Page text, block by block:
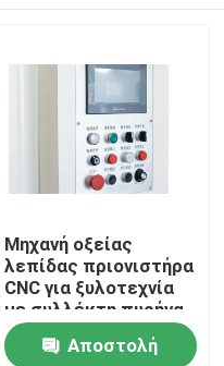
Μηχανή οξείας
λεπίδας πριονιστήρα
CNC για ξυλοτεχνία
με συλλέκτη πυρήνα
διήθησης με παλμούς
15HP
Αποστολή